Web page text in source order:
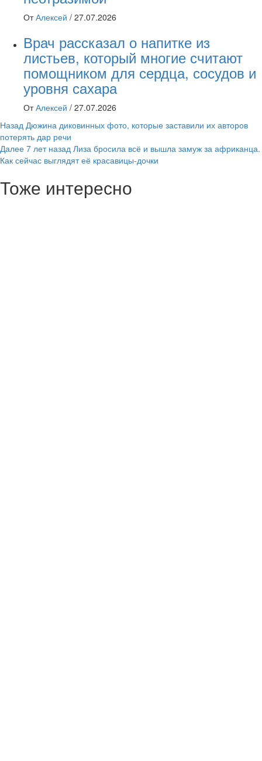
От Алексей / 27.07.2026
Врач рассказал о напитке из
листьев, который многие считают
помощником для сердца, сосудов и
уровня сахара
От Алексей / 27.07.2026
Навигация
записи
Назад Дюжина диковинных фото, которые заставили их авторов
потерять дар речи
Далее 7 лет назад Лиза бросила всё и вышла замуж за африканца.
Как сейчас выглядят её красавицы-дочки
Тоже интересно